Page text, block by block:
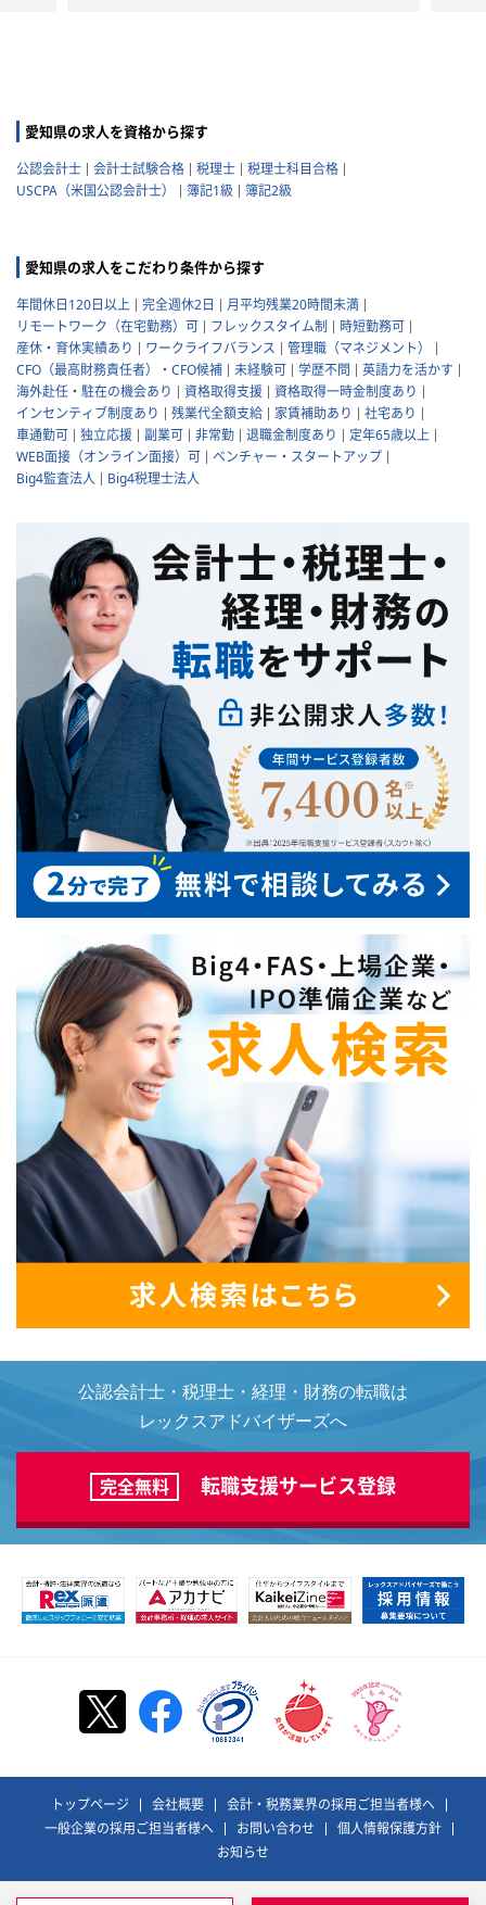
愛知県の求人を資格から探す
公認会計士 会計士試験合格 税理士
税理士科目合格
USCPA（米国公認会計士）
簿記1級 簿記2級
愛知県の求人をこだわり条件から探す
年間休日120日以上 完全週休2日
月平均残業20時間未満
リモートワーク（在宅勤務）可
フレックスタイム制
時短勤務可
産休・育休実績あり
ワークライフバランス
管理職（マネジメント）
CFO（最高財務責任者）・CFO候補
未経験可 学歴不問
英語力を活かす
海外赴任・駐在の機会あり
資格取得支援
資格取得一時金制度あり
インセンティブ制度あり
残業代全額支給 家賃補助あり
社宅あり
車通勤可
独立応援 副業可 非常勤 退職金制度あり
定年65歳以上
WEB面接（オンライン面接）可
ベンチャー・スタートアップ
Big4監査法人
Big4税理士法人
公認会計士・税理士・経理・財務の転職は
レックスアドバイザーズへ
完全無料 転職支援サービス登録
トップページ 会社概要
会計・税務業界の採用ご担当者様へ
一般企業の採用ご担当者様へ
お問い合わせ
個人情報保護方針
お知らせ